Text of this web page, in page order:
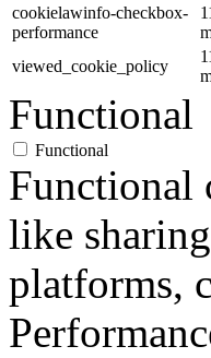
cookielawinfo-checkbox-
performance
viewed_cookie_policy
Functional
Functional
Functional
like
platforms,